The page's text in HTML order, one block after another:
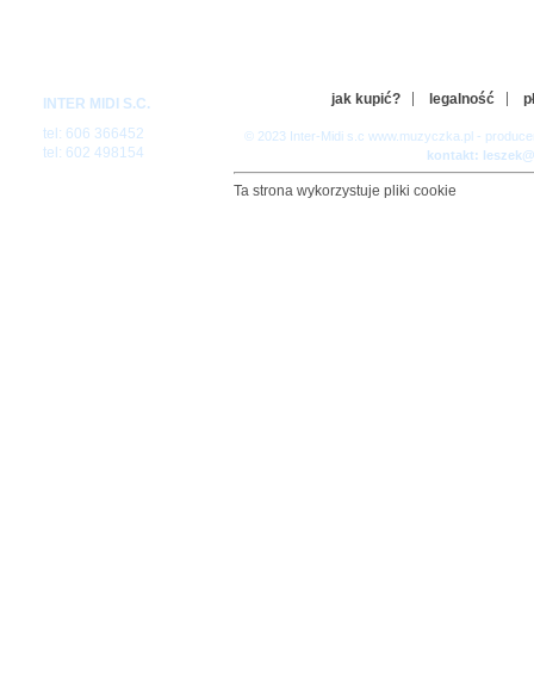
INTER MIDI S.C.
tel: 606 366452
tel: 602 498154
jak kupić? legalność
© 2023 Inter-Midi s.c www.muzyczka.pl -
kontakt:
Ta strona wykorzystuje pliki cookie